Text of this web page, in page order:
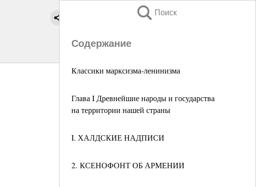
Поиск
Содержание
Классики марксизма-ленинизма
Глава I Древнейшие народы и государства
на территории нашей страны
I. ХАЛДСКИЕ НАДПИСИ
2. КСЕНОФОНТ ОБ АРМЕНИИ